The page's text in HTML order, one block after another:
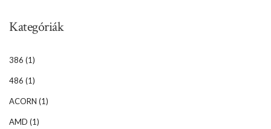
Kategóriák
386 (1)
486 (1)
ACORN (1)
AMD (1)